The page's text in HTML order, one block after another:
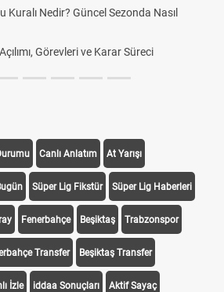
Kuralı Nedir? Güncel Sezonda Nasıl
Görevleri ve Karar Süreci
Canlı Anlatım At Yarışı
Süper Lig Fikstür Süper Lig Haberleri
Fenerbahçe Beşiktaş Trabzonspor
Transfer Beşiktaş Transfer
İzle iddaa Sonuçları Aktif Sayaç